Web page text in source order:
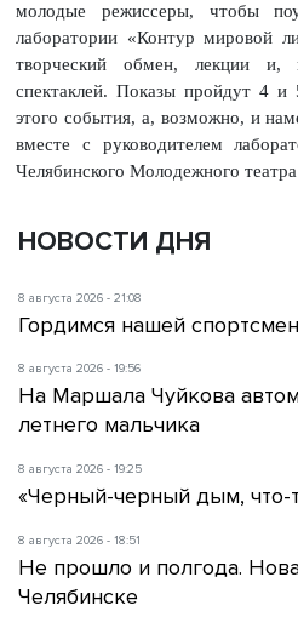
молодые режиссеры, чтобы
лаборатории «Контур мировой
творческий обмен, лекции и,
спектаклей. Показы пройдут 4 и
этого события, а, возможно, и
вместе с руководителем
Челябинского Молодежного
НОВОСТИ ДНЯ
8 августа 2026 - 21:08
Гордимся нашей
8 августа 2026 - 19:56
На Маршала Чуйкова
летнего мальчика
8 августа 2026 - 19:25
«Черный-черный дым, что-
8 августа 2026 - 18:51
Не прошло и полгода.
Челябинске